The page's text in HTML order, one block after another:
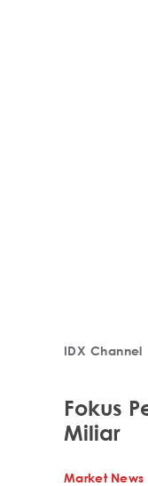
IDX Channel
Fokus
Miliar
Market News